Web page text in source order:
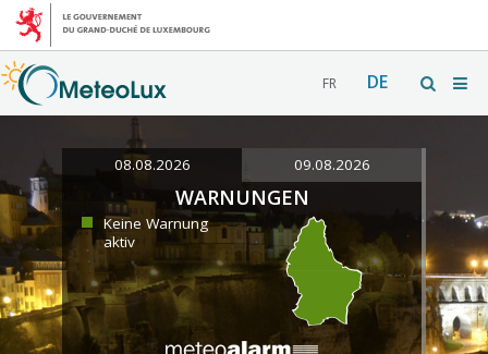
FR DE
08.08.2026 09.08.2026
WARNUNGEN
Keine Warnung
aktiv